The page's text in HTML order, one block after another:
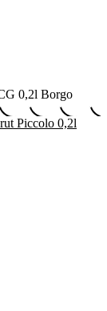
Piccolo 0,2l